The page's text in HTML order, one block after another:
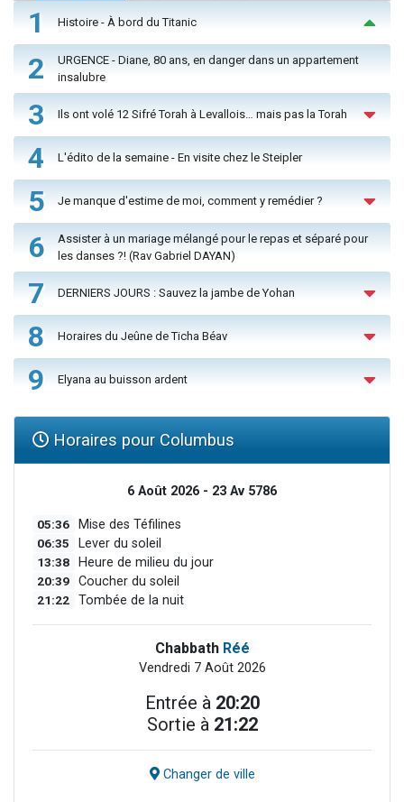
1 Histoire - À bord du Titanic
2
URGENCE - Diane, 80 ans, en danger dans un appartement
insalubre
3 Ils ont volé 12 Sifré Torah à Levallois… mais pas la Torah
4 L'édito de la semaine - En visite chez le Steipler
5 Je manque d'estime de moi, comment y remédier ?
6
Assister à un mariage mélangé pour le repas et séparé pour
les danses ?! (Rav Gabriel DAYAN)
7 DERNIERS JOURS : Sauvez la jambe de Yohan
8 Horaires du Jeûne de Ticha Béav
9 Elyana au buisson ardent
Horaires pour Columbus
6 Août 2026 - 23 Av 5786
05:36 Mise des Téfilines
06:35 Lever du soleil
13:38 Heure de milieu du jour
20:39 Coucher du soleil
21:22 Tombée de la nuit
Chabbath Réé
Vendredi 7 Août 2026
Entrée à 20:20
Sortie à 21:22
Changer de ville